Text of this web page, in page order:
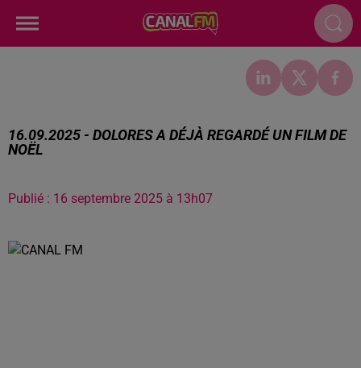
16.09.2025 - DOLORES A DÉJÀ REGARDÉ UN FILM DE
NOËL
Publié : 16 septembre 2025 à 13h07